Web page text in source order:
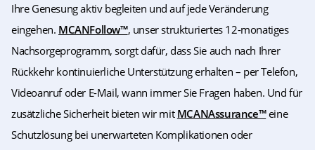
Ihre Genesung aktiv begleiten und auf jede Veränderung
eingehen. MCANFollow™, unser strukturiertes 12-monatiges
Nachsorgeprogramm, sorgt dafür, dass Sie auch nach Ihrer
Rückkehr kontinuierliche Unterstützung erhalten – per Telefon,
Videoanruf oder E-Mail, wann immer Sie Fragen haben. Und für
zusätzliche Sicherheit bieten wir mit MCANAssurance™eine
Schutzlösung bei unerwarteten Komplikationen oder